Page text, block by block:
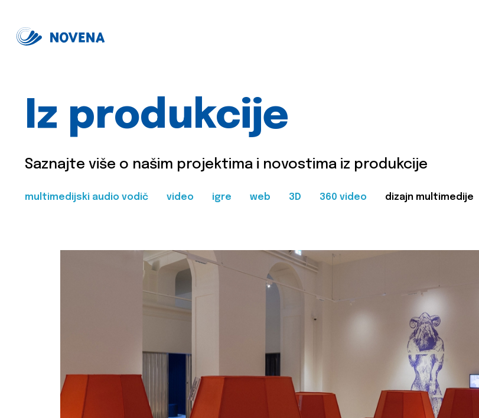
Iz produkcije
Saznajte više o našim projektima i novostima iz produkcije
multimedijski audio vodič video igre web 3D 360 video dizajn multimedije